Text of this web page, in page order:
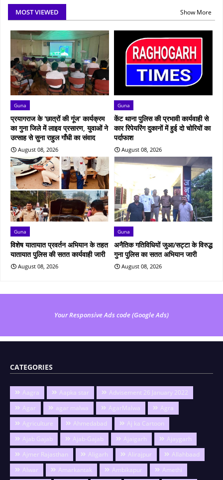
MOST VIEWED Show More
Guna
प्रयागराज के 'छात्रों की गूंज' कार्यक्रम
का गुना जिले में लाइव प्रसारण, युवाओं ने
उत्साह से सुना राहुल गाँधी का संवाद
August 08, 2026
Guna
केंट थाना पुलिस की प्रभावी कार्यवाही से
कार रिपेयरिंग दुकानों में हुई दो चोरियों का
पर्दाफाश
August 08, 2026
Guna
विशेष यातायात प्रवर्तन अभियान के तहत
यातायात पुलिस की सतत कार्यवाही जारी
August 08, 2026
Guna
अनैतिक गतिविधियों जुआ/सट्टा के विरुद्ध
गुना पुलिस का सतत अभियान जारी
August 08, 2026
Your Responsive Ads code (Google Ads)
CATEGORIES
Aagra Aapka star
Advisement 26 January 2022
Agar
agar malwa AgarMalwa
Agra
Agriculture
Ahmedabad
Aj ka Cartoon
Ajab Gajab
Ajab-Gajab Ajaigarh
Ajaygarh
Ajmer Rajasthan
Aligarh Alirajpur
Allahbaad
Alwar
Amarkantak Ambikapur
Amethi